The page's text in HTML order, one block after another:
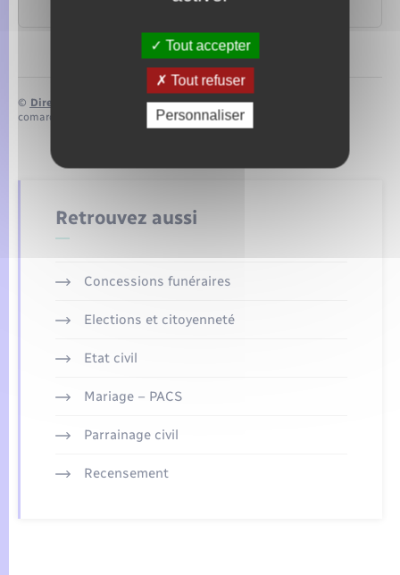
© Direction de l’information légale et administrative
comarquage developpé par baseo.io
Retrouvez aussi
Concessions funéraires
Elections et citoyenneté
Etat civil
Mariage – PACS
Parrainage civil
Recensement
Tout accepter
Tout refuser
Personnaliser